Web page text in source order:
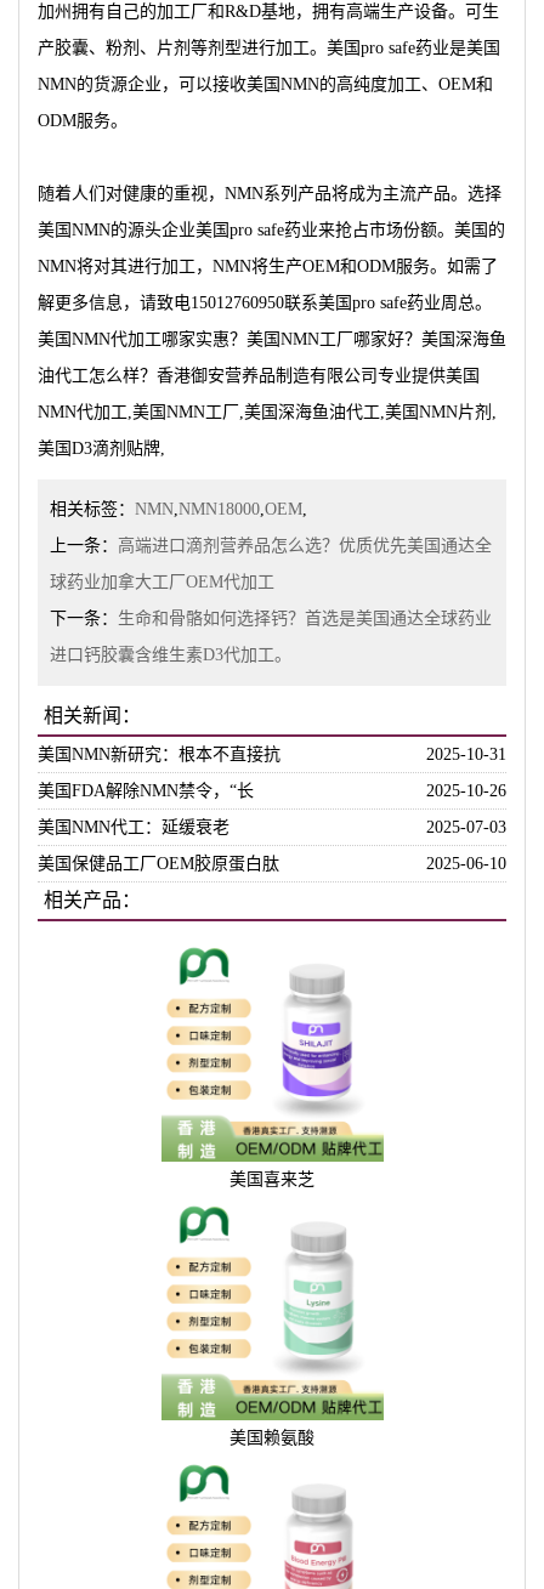
加州拥有自己的加工厂和R&D基地，拥有高端生产设备。可生
产胶囊、粉剂、片剂等剂型进行加工。美国pro safe药业是美国
NMN的货源企业，可以接收美国NMN的高纯度加工、OEM和
ODM服务。
随着人们对健康的重视，NMN系列产品将成为主流产品。选择
美国NMN的源头企业美国pro safe药业来抢占市场份额。美国的
NMN将对其进行加工，NMN将生产OEM和ODM服务。如需了
解更多信息，请致电15012760950联系美国pro safe药业周总。
美国NMN代加工哪家实惠？美国NMN工厂哪家好？美国深海鱼
油代工怎么样？香港御安营养品制造有限公司专业提供美国
NMN代加工,美国NMN工厂,美国深海鱼油代工,美国NMN片剂,
美国D3滴剂贴牌,
相关标签： NMN NMN18000 OEM
上一条： 高端进口滴剂营养品怎么选？优质优先美国通达全
球药业加拿大工厂OEM代加工
下一条： 生命和骨骼如何选择钙？首选是美国通达全球药业
进口钙胶囊含维生素D3代加工。
相关新闻：
美国NMN新研究：根本不直接抗
2025-10-31
美国FDA解除NMN禁令，“长
2025-10-26
美国NMN代工：延缓衰老
2025-07-03
美国保健品工厂OEM胶原蛋白肽
2025-06-10
相关产品：
美国喜来芝
美国赖氨酸